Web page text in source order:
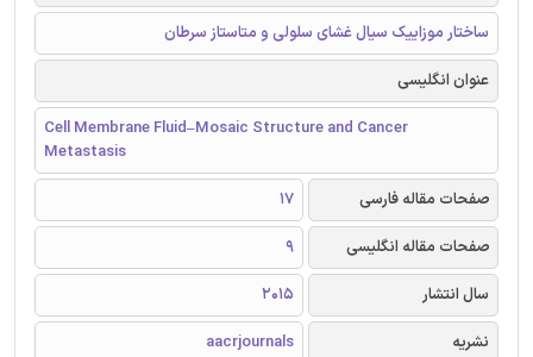
ساختار موزاییک سیال غشای سلولی و متاستاز سرطان
عنوان انگلیسی
Cell Membrane Fluid–Mosaic Structure and Cancer
Metastasis
صفحات مقاله فارسی
17
صفحات مقاله انگلیسی
9
سال انتشار
2015
نشریه
aacrjournals